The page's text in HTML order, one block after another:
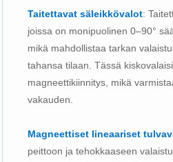
Taitettavat säleikkövalot:
joissa on monipuolinen 0–90°
mikä mahdollistaa tarkan
tahansa tilaan. Tässä
magneettikiinnitys, mikä
vakauden.
Magneettiset lineaariset
peittoon ja tehokkaaseen